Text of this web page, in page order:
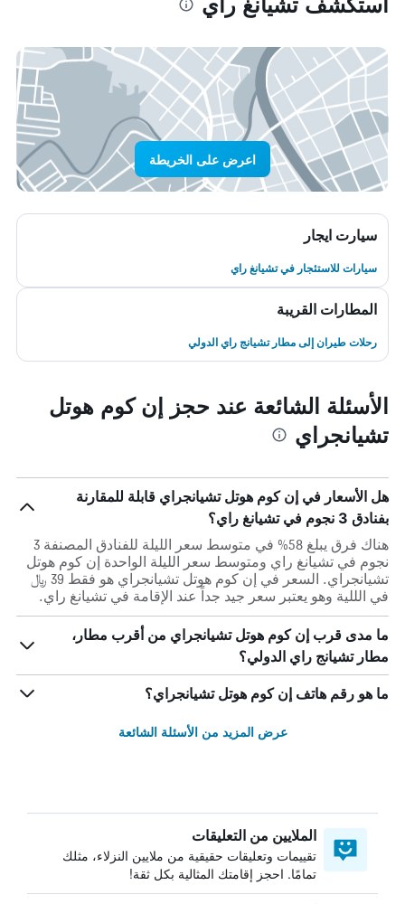
اعرض على الخريطة
سيارت ايجار
سيارات للاستئجار في تشيانغ راي
المطارات القريبة
رحلات طيران إلى مطار تشيانج راي الدولي
الأسئلة الشائعة عند حجز إن كوم هوتل
تشيانجراي
هل الأسعار في إن كوم هوتل تشيانجراي قابلة للمقارنة
بفنادق 3 نجوم في تشيانغ راي؟
هناك فرق يبلغ 58% في متوسط ​​سعر الليلة للفنادق المصنفة 3
نجوم في تشيانغ راي ومتوسط ​​سعر الليلة الواحدة إن كوم هوتل
تشيانجراي. السعر في إن كوم هوتل تشيانجراي هو فقط 39 ﷼
في الللية وهو يعتبر سعر جيد جداً عند الإقامة في تشيانغ راي.
ما مدى قرب إن كوم هوتل تشيانجراي من أقرب مطار،
مطار تشيانج راي الدولي؟
ما هو رقم هاتف إن كوم هوتل تشيانجراي؟
عرض المزيد من الأسئلة الشائعة
الملايين من التعليقات
تقييمات وتعليقات حقيقية من ملايين النزلاء، مثلك
تمامًا. احجز إقامتك المثالية بكل ثقة!